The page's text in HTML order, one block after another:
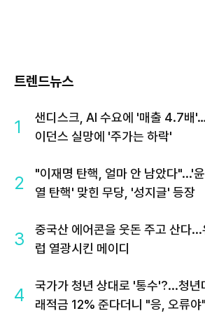
트렌드뉴스
1
샌디스크, AI 수요에 '매출 4.7배
이던스 실망에 '주가는 하락'
2
"이재명 탄핵, 얼마 안 남았다"...'
열 탄핵' 맞힌 무당, '성지글' 등장
3
중국산 에어콘을 웃돈 주고 산다...
럽 열광시킨 메이디
4
국가가 청년 상대로 '통수'?...청년
래적금 12% 준다더니 "응, 오류야"